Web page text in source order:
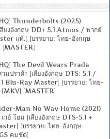
Thunderbolts (2025)
สียงอังกฤษ DD+ 5.1.Atmos / พากย์
แท้.] [บรรยาย: ไทย-อังกฤษ
The Devil Wears Prada
มปราด้า [เสียงอังกฤษ DTS: 5.1 /
Blu-Ray Master] [บรรยาย: ไทย-
[MASTER]
Man No Way Home (2021)
วย์ โฮม [เสียงอังกฤษ DTS-5.1 +
[บรรยาย: ไทย-อังกฤษ
คมชัด]